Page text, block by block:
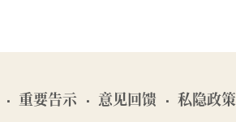
重要告示 意见回馈 私隐政策